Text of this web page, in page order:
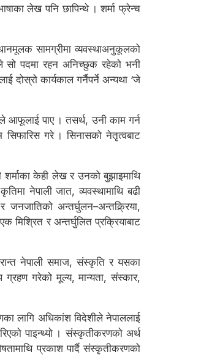
लेख पनि छापिन्थे । शर्मा फ्रेन्च
सामग्रीमा व्यवस्थाअनुकूलको
सो पदमा रहन अनिच्छुक रहेको भनी
दोस्रो कार्यकाल गर्नैपर्ने अन्यथा ‘जे
आफूलाई पाए । तसर्थ, उनी काम गर्न
सिफारिस गरे । सिनासको नेतृत्वबाट
केही लेख र उनको बुझाइमाथि
नेपाली जात, व्यवस्थामाथि बढी
अन्तर्घुलन–अन्तक्र्रिया,
मिश्रित र अन्तर्घुलित प्रक्रियाबाट
नेपाली समाज, संस्कृति र यसका
ग्रहण गरेको मूल्य, मान्यता, संस्कार,
लागि अधिकांश विदेशीले नेपाललाई
पाइन्थ्यो । संस्कृतीकरणको अर्थ
प्रकाश पार्दै संस्कृतीकरणको